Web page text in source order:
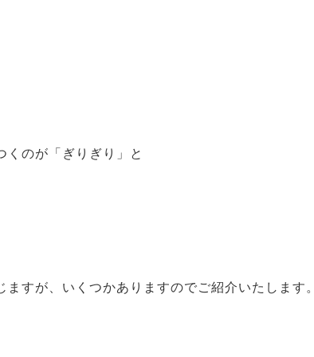
くのが「ぎりぎり」と
すが、いくつかありますのでご紹介いたします。